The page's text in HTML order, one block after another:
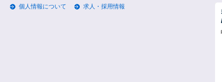
個人情報について 求人・採用情報